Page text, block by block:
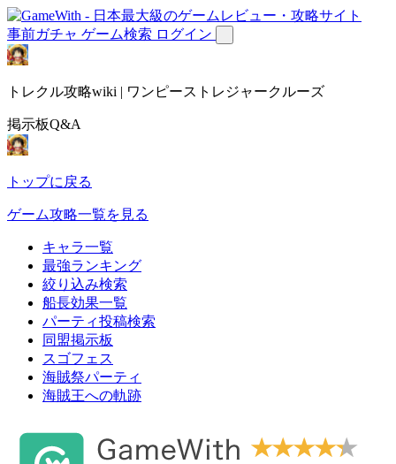
事前ガチャ ゲーム検索 ログイン
トレクル攻略wiki | ワンピーストレジャークルーズ
掲示板Q&A
トップに戻る
ゲーム攻略一覧を見る
キャラ一覧
最強ランキング
絞り込み検索
船長効果一覧
パーティ投稿検索
同盟掲示板
スゴフェス
海賊祭パーティ
海賊王への軌跡